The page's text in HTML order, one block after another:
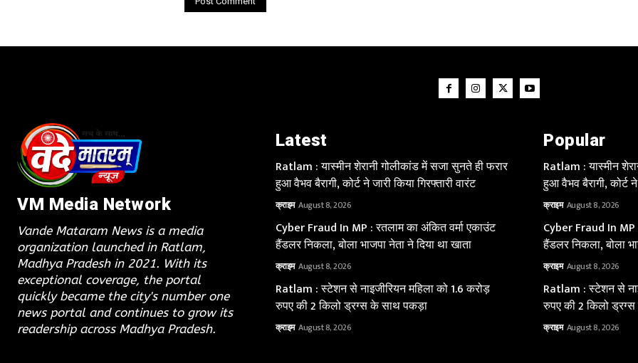
VM Media Network
Vande Mataram News is a media
organization launched in Ratlam,
Madhya Pradesh in 2021. With its
exceptional coverage, the portal
quickly became the city's number one
news portal and continues to grow its
readership across Madhya Pradesh.
Latest
Ratlam : यास्मीन शेरानी गोलीकांड में सजा सुनते ही फरार
हुआ वैभव बैरागी, कोर्ट ने जारी किया गिरफ्तारी वारंट
क्राइम August 8, 2026
Cyber Fraud In MP : रतलाम का अंकित वर्मा एकाउंट
हैंडलर निकला, बोला भाजपा नेता ने दिया था खाता
क्राइम August 8, 2026
Ratlam : स्टेशन से नाइजीरियन महिला को 1.6 करोड़
रुपए की 2 किलो ड्रग्स के साथ पकड़ा
क्राइम August 8, 2026
Popular
Ratlam : यास्मीन
हुआ वैभव बैरागी, कोर्ट ने
क्राइम August 8, 2026
Cyber Fraud In MP
हैंडलर निकला, बोला
क्राइम August 8, 2026
Ratlam : स्टेशन से
रुपए की 2 किलो
क्राइम August 8, 2026